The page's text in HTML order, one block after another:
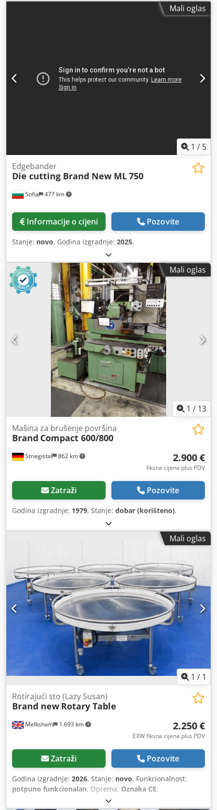
Mali oglas
1 / 5
Sofia 477 km
Edgebander
Die cutting Brand New ML750
Informacije o cijeni Pozovite
Stanje: novo, Godina izgradnje: 2025,
Mali oglas
1 / 13
Striegistal 862 km
Mašina za brušenje površina
Brand Compact 600/800
2.900 €
fiksna cijena plus PDV
Zatraži Pozovite
Godina izgradnje: 1979, Stanje: dobar (korišteno),
Mali oglas
1 / 1
Melksham 1.693 km
Rotirajući sto (Lazy Susan)
Brand new Rotary Table
2.250 €
EXW fiksna cijena plus PDV
Zatraži Pozovite
Godina izgradnje: 2026, Stanje: novo, Funkcionalnost:
potpuno funkcionalan, Oprema: Oznaka CE,